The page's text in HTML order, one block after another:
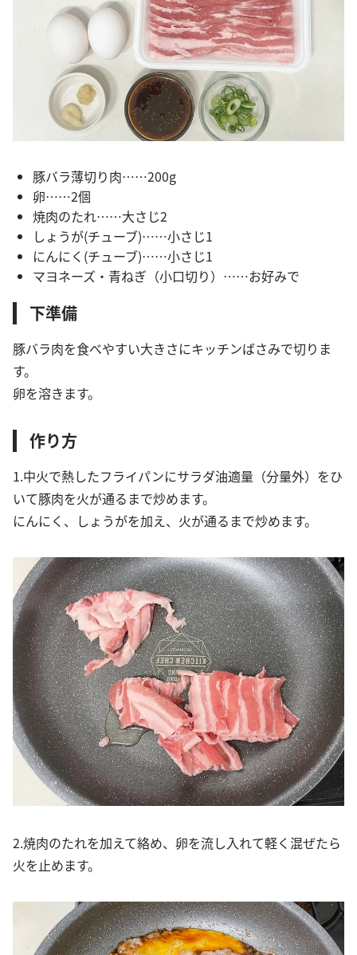
豚バラ薄切り肉……200g
卵……2個
焼肉のたれ……大さじ2
しょうが(チューブ)……小さじ1
にんにく(チューブ)……小さじ1
マヨネーズ・青ねぎ（小口切り）……お好みで
下準備
豚バラ肉を食べやすい大きさにキッチンばさみで切りま
す。
卵を溶きます。
作り方
1.中火で熱したフライパンにサラダ油適量（分量外）をひ
いて豚肉を火が通るまで炒めます。
にんにく、しょうがを加え、火が通るまで炒めます。
2.焼肉のたれを加えて絡め、卵を流し入れて軽く混ぜたら
火を止めます。